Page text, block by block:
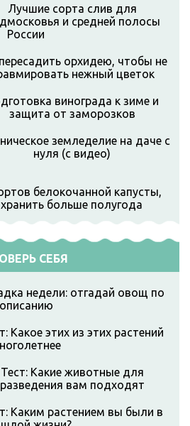
Лучшие сорта слив для
и средней полосы
России
орхидею, чтобы не
нежный цветок
винограда к зиме и
защита от заморозков
земледелие на даче с
нуля (с видео)
белокочанной капусты,
больше полугода
СЕБЯ
недели: отгадай овощ по
описанию
Какое этих из этих растений
Тест: Какие животные для
разведения вам подходят
Каким растением вы были в